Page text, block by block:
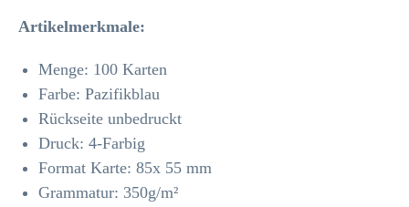
Artikelmerkmale:
Menge: 100 Karten
Farbe: Pazifikblau
Rückseite unbedruckt
Druck: 4-Farbig
Format Karte: 85x 55 mm
Grammatur: 350g/m²